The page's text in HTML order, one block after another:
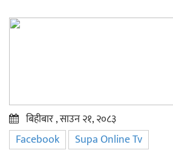
बिहीबार , साउन २१, २०८३
Facebook Supa Online Tv